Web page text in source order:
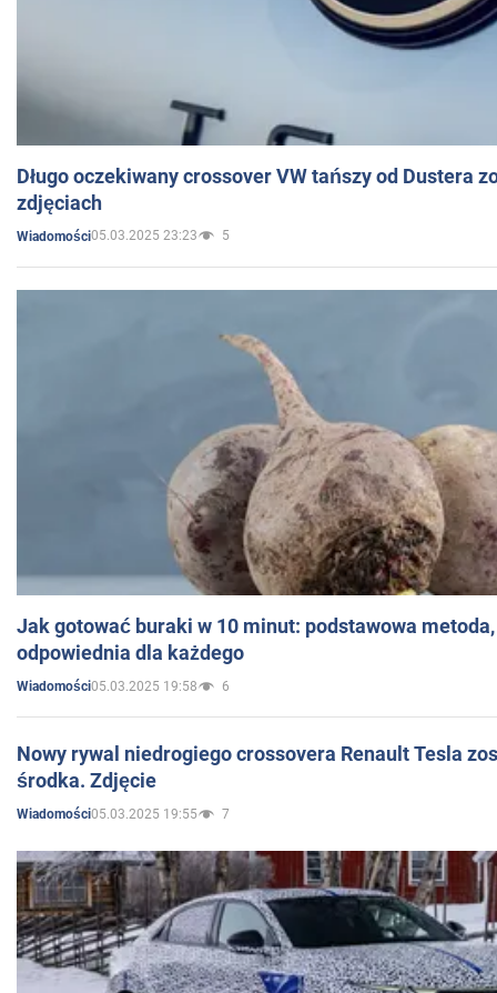
Długo oczekiwany crossover VW tańszy od Dustera
zdjęciach
Wiadomości05.03.2025 23:23 5
Jak gotować buraki w 10 minut: podstawowa
odpowiednia dla każdego
Wiadomości05.03.2025 19:58 6
Nowy rywal niedrogiego crossovera Renault Tesla
środka. Zdjęcie
Wiadomości05.03.2025 19:55 7